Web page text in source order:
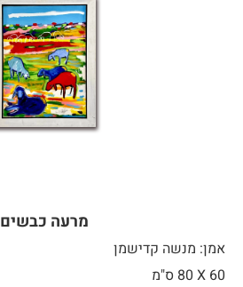
מרעה כבשים
אמן: מנשה קדישמן
60 X